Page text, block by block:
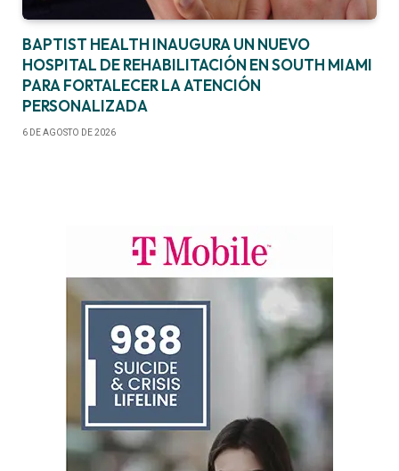
BAPTIST HEALTH INAUGURA UN NUEVO
HOSPITAL DE REHABILITACIÓN EN SOUTH MIAMI
PARA FORTALECER LA ATENCIÓN
PERSONALIZADA
6 DE AGOSTO DE 2026